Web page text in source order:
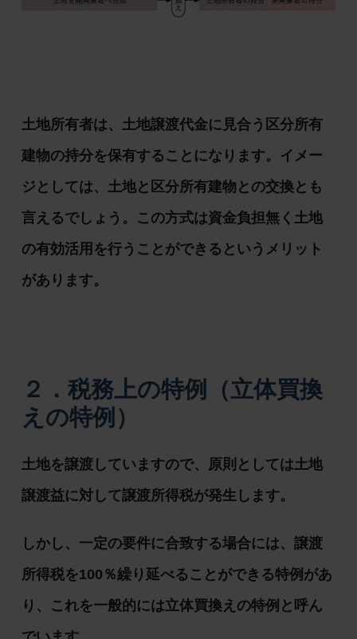
土地所有者は、土地譲渡代金に見合う区分所有
建物の持分を保有することになります。イメー
ジとしては、土地と区分所有建物との交換とも
言えるでしょう。この方式は資金負担無く土地
の有効活用を行うことができるというメリット
があります。
２．税務上の特例（立体買換
えの特例）
土地を譲渡していますので、原則としては土地
譲渡益に対して譲渡所得税が発生します。
しかし、一定の要件に合致する場合には、譲渡
所得税を100％繰り延べることができる特例があ
り、これを一般的には立体買換えの特例と呼ん